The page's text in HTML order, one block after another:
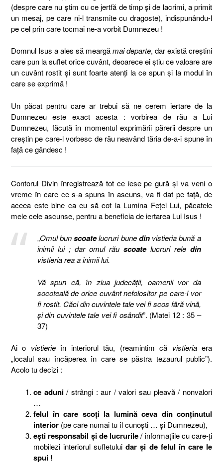
(despre care nu ştim cu ce jertfă de timp şi de lacrimi, a primit
un mesaj, pe care ni-l transmite cu dragoste), indispunându-l
pe cel prin care tocmai ne-a vorbit Dumnezeu !
Domnul Isus a ales să meargămai departe, dar există creştini
care pun la suflet orice cuvânt, deoarece ei ştiu ce valoare are
un cuvânt rostit şi sunt foarte atenţi la ce spun şi la modul în
care se exprimă !
Un păcat pentru care ar trebui să ne cerem iertare de la
Dumnezeu este exact acesta : vorbirea de rău a Lui
Dumnezeu, făcută în momentul exprimării părerii despre un
creştin pe care-l vorbesc de rău neavând tăria de-a-i spune în
faţă ce gândesc !
Contorul Divin înregistrează tot ce iese pe gură şi va veni o
vreme în care ce s-a spuns în ascuns, va fi dat pe faţă, de
aceea este bine ca eu să cot la Lumina Feţei Lui, păcatele
mele cele ascunse, pentru a beneficia de iertarea Lui Isus !
„Omul bunscoatelucruri bunedinvistieria bună a
inimii lui ; dar omul rău scoatelucruri rele din
vistieria rea a inimii lui.
Vă spun că, în ziua judecăţii, oamenii vor da
socoteală de orice cuvânt nefolositor pe care-l vor
fi rostit. Căci din cuvintele tale vei fi scos fără vină,
şi din cuvintele tale vei fi osândit”. (Matei 12 : 35 –
37)
Ai o vistierieîn interiorul tău, (reamintim că vistieriaera
„localul sau încăperea în care se păstra tezaurul public”).
Acolo tu decizi :
ce aduni/ strângi : aur / valori sau pleavă / nonvalori
…
felul în care scoţi la lumină ceva din conţinutul
interior (pe care numai tu îl cunoşti … şi Dumnezeu),
eşti responsabil şi de lucrurile/ informaţiile cu care-ţi
mobilezi interiorul sufletuluidar şi de felul în care le
spui !